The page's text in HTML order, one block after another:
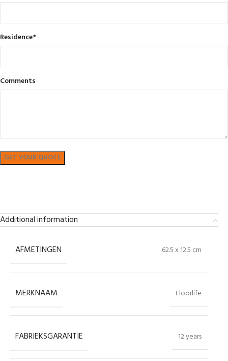
Residence*
Comments
Additional information
AFMETINGEN 62.5 x 12.5 cm
MERKNAAM Floorlife
FABRIEKSGARANTIE 12 years